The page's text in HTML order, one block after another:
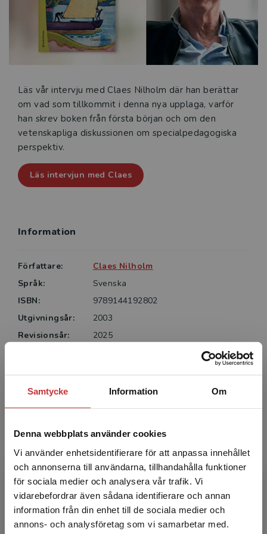
Samtycke Information Om
Denna webbplats använder cookies
Vi använder enhetsidentifierare för att anpassa innehållet
och annonserna till användarna, tillhandahålla funktioner
för sociala medier och analysera vår trafik. Vi
vidarebefordrar även sådana identifierare och annan
information från din enhet till de sociala medier och
annons- och analysföretag som vi samarbetar med.
Begränsad fraktregion
Boken vänder sig till alla som arbetar i skolan eller
som går en utbildning som förbereder för att arbeta i
skolan. I första hand vänder sig boken till studenter
för rektorer och lärare verksamma i skolan. Alla som
verkar i skolan bör dock vara bekanta med bokens
innehåll såsom till exempel skolpsykologer och
logopeder.
Läs vår intervju med Claes Nilholm där han berättar
om vad som tillkommit i denna nya upplaga, varför
han skrev boken från första början och om den
vetenskapliga diskussionen om specialpedagogiska
perspektiv.
Läs intervjun med Claes
Information
Författare:
Claes Nilholm
Språk:
Svenska
ISBN:
9789144192802
Utgivningsår:
2003
Revisionsår:
2025
Sidantal:
Författare